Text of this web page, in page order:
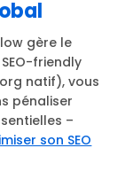
gère le
friendly
natif), vous
pénaliser
–
son SEO